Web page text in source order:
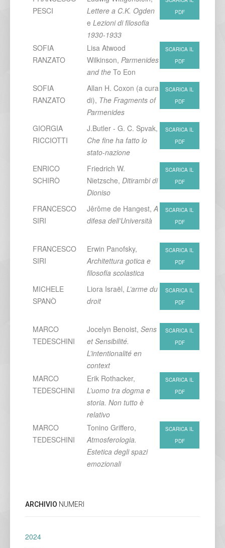
PESCI
Lettere a C.K. Ogden
e Lezioni di filosofia
1930-1933
PDF
SOFIA
RANZATO
Lisa Atwood
Wilkinson, Parmenides
and the To Eon
SCARICA IL
PDF
SOFIA
RANZATO
Allan H. Coxon (a cura
di), The Fragments of
Parmenides
SCARICA IL
PDF
GIORGIA
RICCIOTTI
J.Butler - G. C. Spvak,
Che fine ha fatto lo
stato-nazione
SCARICA IL
PDF
ENRICO
SCHIRÒ
Friedrich W.
Nietzsche, Ditirambi di
Dioniso
SCARICA IL
PDF
FRANCESCO
SIRI
Jêrôme de Hangest,A
difesa dell’Università
SCARICA IL
PDF
FRANCESCO
SIRI
Erwin Panofsky,
Architettura gotica e
filosofia scolastica
SCARICA IL
PDF
MICHELE
SPANÒ
Liora Israël, L’arme du
droit
SCARICA IL
PDF
MARCO
TEDESCHINI
Jocelyn Benoist, Sens
et Sensibilité.
L’intentionalité en
context
SCARICA IL
PDF
MARCO
TEDESCHINI
Erik Rothacker,
L’uomo tra dogma e
storia. Non tutto è
relativo
SCARICA IL
PDF
MARCO
TEDESCHINI
Tonino Griffero,
Atmosferologia.
Estetica degli spazi
emozionali
SCARICA IL
PDF
ARCHIVIO NUMERI
2024